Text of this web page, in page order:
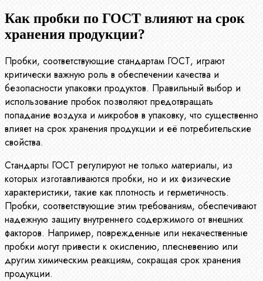
Как пробки по ГОСТ влияют на срок
хранения продукции?
Пробки, соответствующие стандартам ГОСТ, играют
критически важную роль в обеспечении качества и
безопасности упаковки продуктов. Правильный выбор и
использование пробок позволяют предотвращать
попадание воздуха и микробов в упаковку, что существенно
влияет на срок хранения продукции и её потребительские
свойства.
Стандарты ГОСТ регулируют не только материалы, из
которых изготавливаются пробки, но и их физические
характеристики, такие как плотность и герметичность.
Пробки, соответствующие этим требованиям, обеспечивают
надежную защиту внутреннего содержимого от внешних
факторов. Например, поврежденные или некачественные
пробки могут привести к окислению, плесневению или
другим химическим реакциям, сокращая срок хранения
продукции.